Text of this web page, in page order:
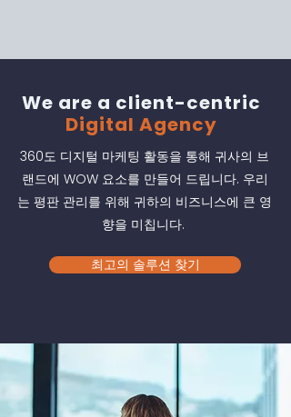
360도 디지털 마케팅 활동을 통해 귀사의 브
랜드에 WOW 요소를 만들어 드립니다. 우리
는 평판 관리를 위해 귀하의 비즈니스에 큰 영
향을 미칩니다.
최고의 솔루션 찾기
We are a client-centric
Digital Agency